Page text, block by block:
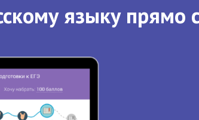
языку прямо